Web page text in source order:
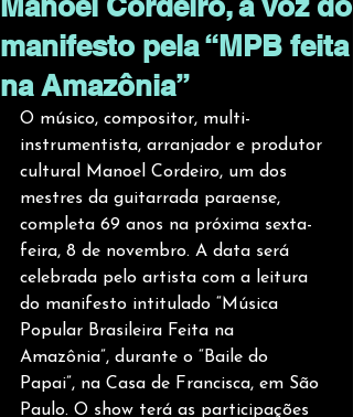
manifesto pela “MPB feita
na Amazônia”
O músico, compositor, multi-
instrumentista, arranjador e produtor
cultural Manoel Cordeiro, um dos
mestres da guitarrada paraense,
completa 69 anos na próxima sexta-
feira, 8 de novembro. A data será
celebrada pelo artista com a leitura
do manifesto intitulado “Música
Popular Brasileira Feita na
Amazônia”, durante o “Baile do
Papai”, na Casa de Francisca, em São
Paulo. O show terá as participações